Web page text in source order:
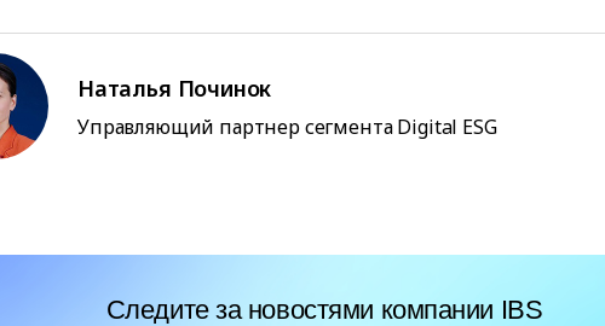
Наталья Починок
Управляющий партнер сегмента Digital ESG
Следите за новостями компании IBS